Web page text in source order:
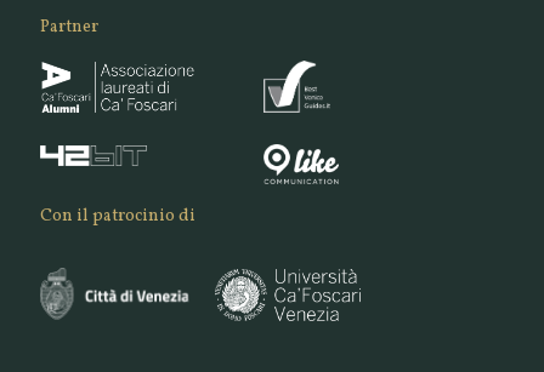
Partner
Con il patrocinio di